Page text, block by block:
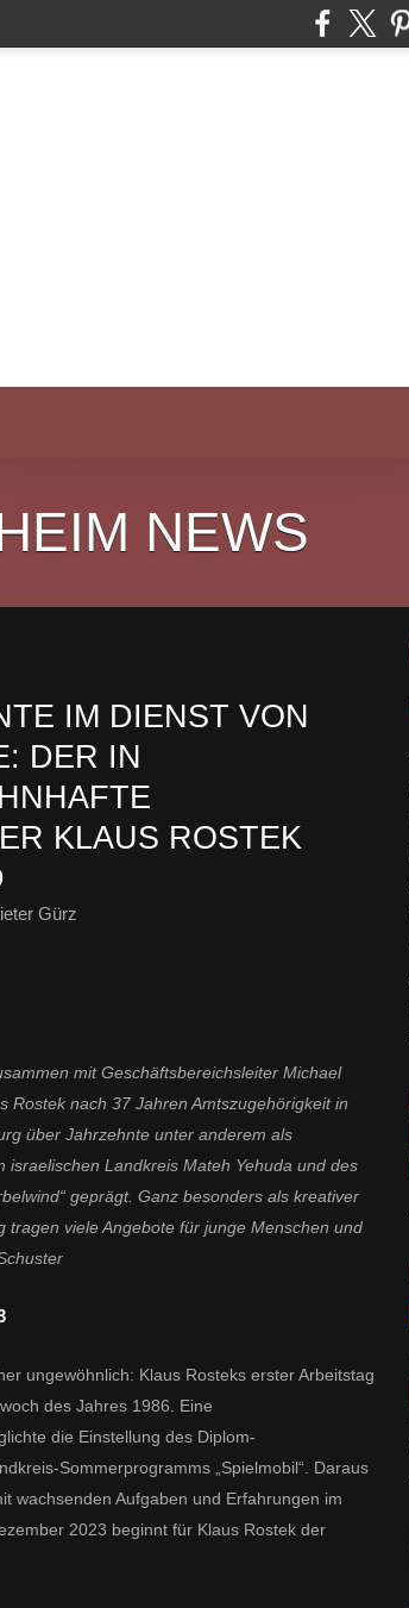
NEWS
IM DIENST VON
DER IN
KLAUS ROSTEK
Gürz
mit Geschäftsbereichsleiter Michael
Rostek nach 37 Jahren Amtszugehörigkeitin
über Jahrzehnte unter anderem als
Landkreis Mateh Yehuda und des
geprägt. Ganz besonders als kreativer
viele Angebote für junge Menschen und
ungewöhnlich: Klaus Rosteks erster Arbeitstag
des Jahres 1986. Eine
die Einstellung des Diplom-
Sommerprogramms „Spielmobil“. Daraus
wachsenden Aufgaben und Erfahrungen im
2023 beginnt für Klaus Rostek der